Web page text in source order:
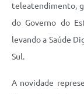
teleatendimento,
do Governo do
levando a Saúde
Sul.
A novidade